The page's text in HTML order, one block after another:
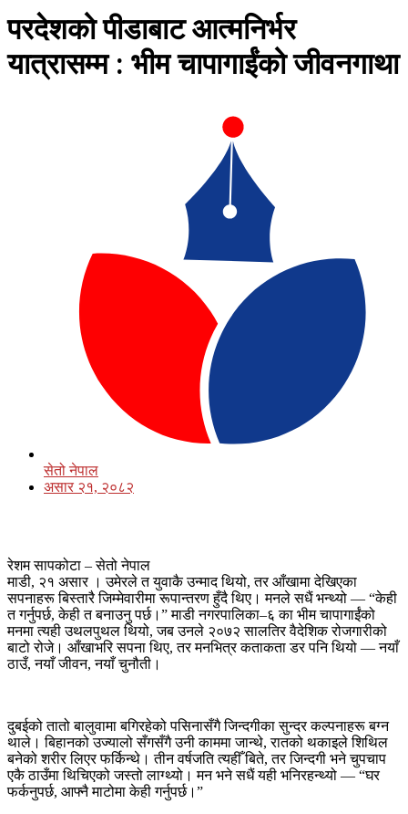
परदेशको पीडाबाट आत्मनिर्भर
यात्रासम्म : भीम चापागाईंको जीवनगाथा
सेतो नेपाल
असार २१, २०८२
रेशम सापकोटा – सेतो नेपाल
माडी, २१ असार । उमेरले त युवाकै उन्माद थियो, तर आँखामा देखिएका
सपनाहरू बिस्तारै जिम्मेवारीमा रूपान्तरण हुँदै थिए। मनले सधैं भन्थ्यो — “केही
त गर्नुपर्छ, केही त बनाउनु पर्छ।” माडी नगरपालिका–६ का भीम चापागाईंको
मनमा त्यही उथलपुथल थियो, जब उनले २०७२ सालतिर वैदेशिक रोजगारीको
बाटो रोजे। आँखाभरि सपना थिए, तर मनभित्र कताकता डर पनि थियो — नयाँ
ठाउँ, नयाँ जीवन, नयाँ चुनौती।
दुबईको तातो बालुवामा बगिरहेको पसिनासँगै जिन्दगीका सुन्दर कल्पनाहरू बग्न
थाले। बिहानको उज्यालो सँगसँगै उनी काममा जान्थे, रातको थकाइले शिथिल
बनेको शरीर लिएर फर्किन्थे। तीन वर्षजति त्यहीँ बिते, तर जिन्दगी भने चुपचाप
एकै ठाउँमा थिचिएको जस्तो लाग्थ्यो। मन भने सधैं यही भनिरहन्थ्यो — “घर
फर्कनुपर्छ, आफ्नै माटोमा केही गर्नुपर्छ।”